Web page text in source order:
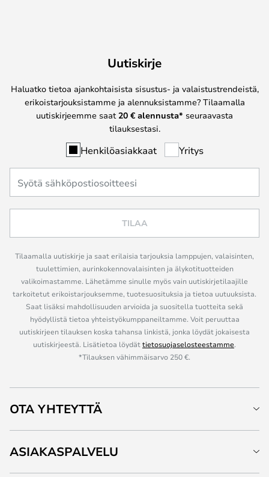
Uutiskirje
Haluatko tietoa ajankohtaisista sisustus- ja valaistustrendeistä,
erikoistarjouksistamme ja alennuksistamme? Tilaamalla
uutiskirjeemme saat 20 € alennusta* seuraavasta
tilauksestasi.
Henkilöasiakkaat Yritys
TILAA
Tilaamalla uutiskirje ja saat erilaisia tarjouksia lamppujen, valaisinten,
tuulettimien, aurinkokennovalaisinten ja älykotituotteiden
valikoimastamme. Lähetämme sinulle myös vain uutiskirjetilaajille
tarkoitetut erikoistarjouksemme, tuotesuosituksia ja tietoa uutuuksista.
Saat lisäksi mahdollisuuden arvioida ja suositella tuotteita sekä
hyödyllistä tietoa yhteistyökumppaneiltamme. Voit peruuttaa
uutiskirjeen tilauksen koska tahansa linkistä, jonka löydät jokaisesta
uutiskirjeestä. Lisätietoa löydättietosuojaselosteestamme.
*Tilauksen vähimmäisarvo 250 €.
OTA YHTEYTTÄ
ASIAKASPALVELU